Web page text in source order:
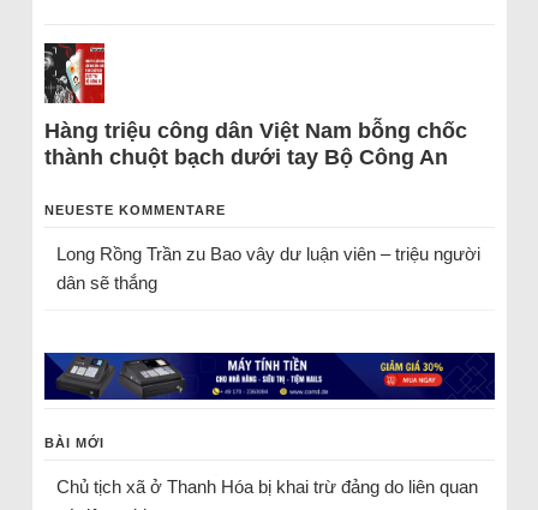
Hàng triệu công dân Việt Nam bỗng chốc
thành chuột bạch dưới tay Bộ Công An
NEUESTE KOMMENTARE
Long Rồng Trầnzu Bao vây dư luận viên – triệu người
dân sẽ thắng
BÀI MỚI
Chủ tịch xã ở Thanh Hóa bị khai trừ đảng do liên quan